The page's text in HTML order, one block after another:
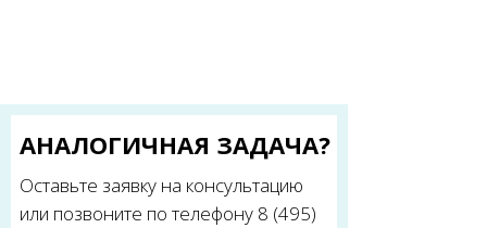
АНАЛОГИЧНАЯ ЗАДАЧА?
Оставьте заявку на консультацию
или позвоните по телефону 8 (495)